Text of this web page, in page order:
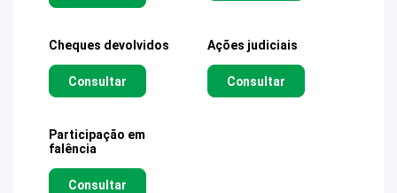
Cheques devolvidos
Consultar
Ações judiciais
Consultar
Participação em
falência
Consultar